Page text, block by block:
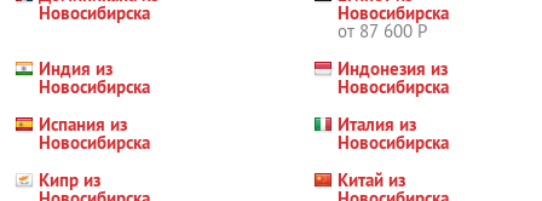
Новосибирска Новосибирска
от 87 600 Р
Индия из
Новосибирска
Индонезия из
Новосибирска
Испания из
Новосибирска
Италия из
Новосибирска
Кипр из
Китай из